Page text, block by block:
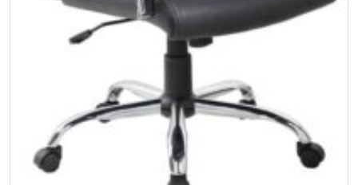
Высота подлокотников от пола см.